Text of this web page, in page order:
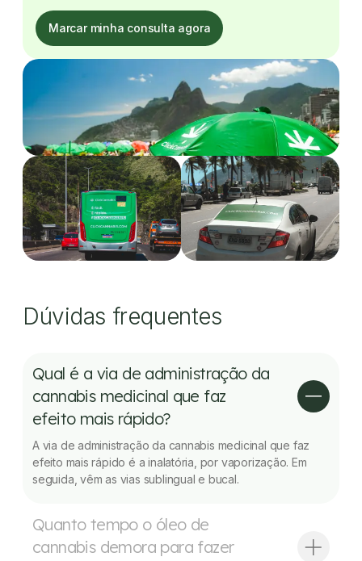
Marcar minha consulta agora
Dúvidas frequentes
Qual é a via de administração da
cannabis medicinal que faz
efeito mais rápido?
A via de administração da cannabis medicinal que faz
efeito mais rápido é a inalatória, por vaporização. Em
seguida, vêm as vias sublingual e bucal.
Quanto tempo o óleo de
cannabis demora para fazer